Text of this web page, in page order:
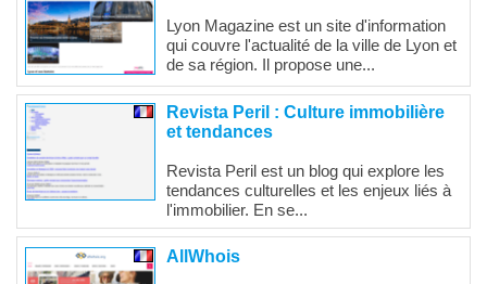
Lyon Magazine est un site d'information
qui couvre l'actualité de la ville de Lyon et
de sa région. Il propose une...
Revista Peril : Culture immobilière
et tendances
Revista Peril est un blog qui explore les
tendances culturelles et les enjeux liés à
l'immobilier. En se...
AllWhois